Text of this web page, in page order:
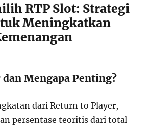
RTP Slot: Strategi
Meningkatkan
dan Mengapa Penting?
dari Return to Player,
persentase teoritis dari total